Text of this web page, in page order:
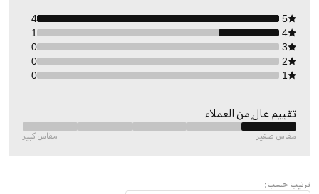
5
4
4
1
3
0
2
0
1
0
تقييم عالٍ من العملاء
مقاس صغير مقاس كبير
ترتيب حسب: